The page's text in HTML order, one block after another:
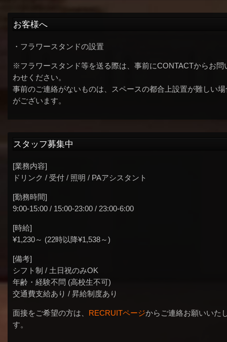
お客様へ
・フラワースタンドの設置
※フラワースタンド等を送る際は、事前にCONTACTからお問
わせください。
事前のご連絡がないものは、スペースの都合上設置が難しい場
がございます。
スタッフ募集中
[業務内容]
ドリンク / 受付 / 照明 / PAアシスタント
[勤務時間]
9:00-15:00 / 15:00-23:00 / 23:00-6:00
[時給]
¥1,230～ (22時以降¥1,538～)
[備考]
シフト制 / 土日祝のみOK
年齢・経験不問 (高校生不可)
交通費支給あり / 昇給制度あり
面接をご希望の方は、 RECRUITページからご連絡お願いいた
す。